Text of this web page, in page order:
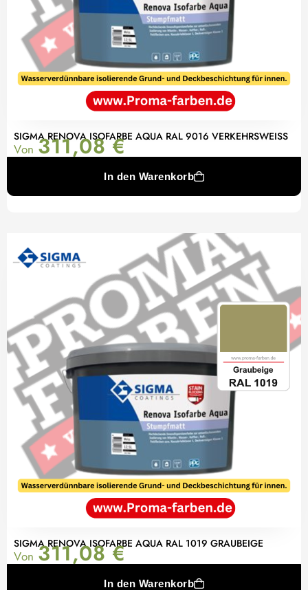
SIGMA RENOVA ISOFARBE AQUA RAL 9016 VERKEHRSWEISS
Von 311,08€
In den Warenkorb
SIGMA RENOVA ISOFARBE AQUA RAL 1019 GRAUBEIGE
Von 311,08€
In den Warenkorb